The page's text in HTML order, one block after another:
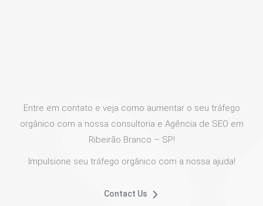
Entre em contato e veja como aumentar o seu tráfego
orgânico com a nossa consultoria e Agência de SEO em
Ribeirão Branco – SP!
Impulsione seu tráfego orgânico com a nossa ajuda!
Contact Us